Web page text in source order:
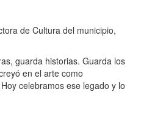
de Cultura del municipio,
guarda historias. Guarda los
en el arte como
celebramos ese legado y lo